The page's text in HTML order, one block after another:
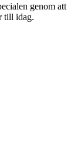
genom att
till idag.